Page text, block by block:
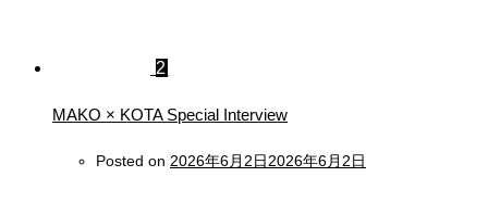
2
MAKO × KOTA Special Interview
Posted on 2026年6月2日2026年6月2日